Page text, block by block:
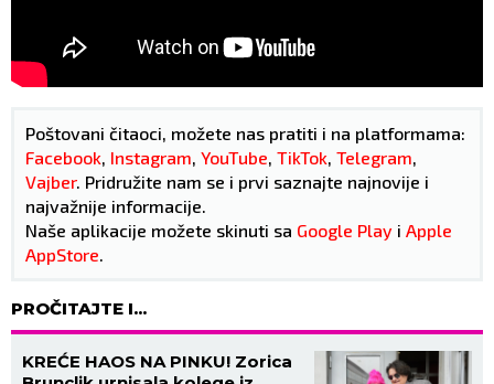
Poštovani čitaoci, možete nas pratiti i na platformama:
Facebook, Instagram, YouTube, TikTok, Telegram,
Vajber. Pridružite nam se i prvi saznajte najnovije i
najvažnije informacije.
Naše aplikacije možete skinuti sa Google Play i Apple
AppStore.
PROČITAJTE I...
KREĆE HAOS NA PINKU! Zorica